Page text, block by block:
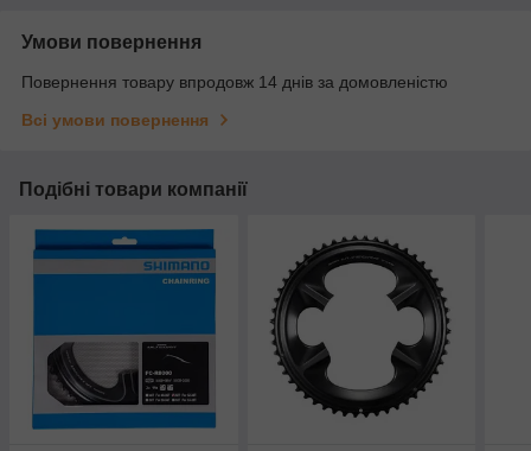
Умови повернення
Повернення товару впродовж 14 днів за домовленістю
Всі умови повернення
Подібні товари компанії